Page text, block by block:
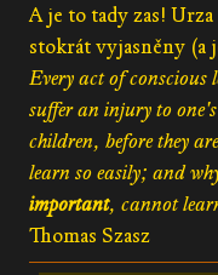
A je to tady zas!
stokrát vyjasněny (a
Every act of conscious
suffer an injury to
children, before they
learn so easily; and
important, cannot
Thomas Szasz